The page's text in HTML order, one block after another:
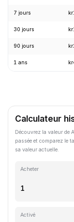
7 jours
30 jours
90 jours
1 ans
Calculateur
Découvrez la valeur de
passée et comparez le
sa valeur actuelle.
Acheter
Activé